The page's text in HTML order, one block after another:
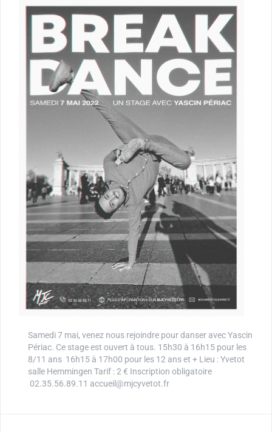
Samedi 7 mai, venez nous rejoindre pour danser avec Yascin
Périac. Ce stage est ouvert à tous. 15h30 à 16h15 pour les
8/11 ans 16h15 à 17h00 pour les 12 ans et + Lieu : Yvetot
salle Hemmingen Tarif : 2 € Inscription obligatoire
02.35.56.89.11 accueil@mjcyvetot.fr